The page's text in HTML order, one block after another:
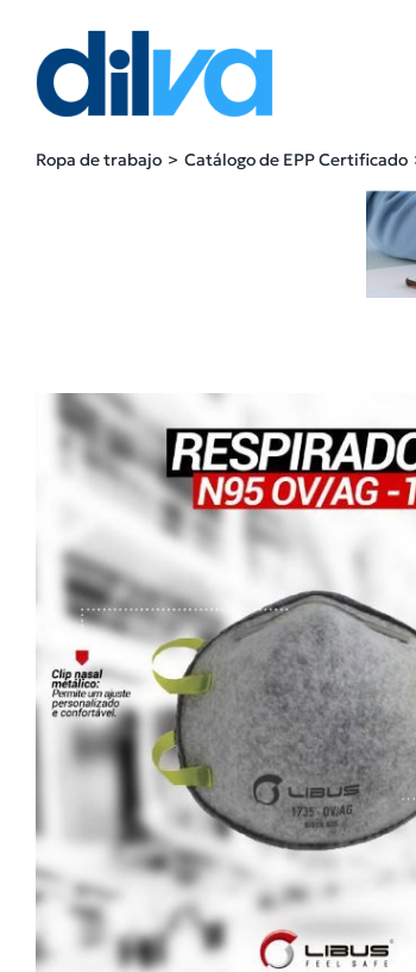
content
Ropa de trabajo Catálogo de EPP Certificado